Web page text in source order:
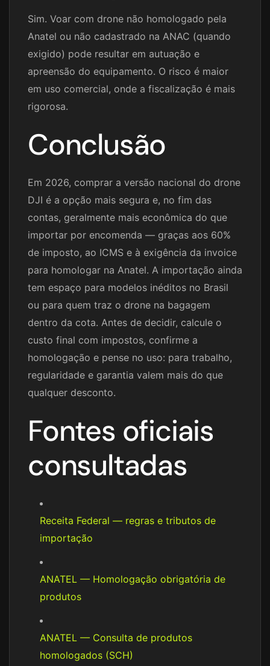
Sim. Voar com drone não homologado pela
Anatel ou não cadastrado na ANAC (quando
exigido) pode resultar em autuação e
apreensão do equipamento. O risco é maior
em uso comercial, onde a fiscalização é mais
rigorosa.
Conclusão
Em 2026, comprar a versão nacional do drone
DJI é a opção mais segura e, no fim das
contas, geralmente mais econômica do que
importar por encomenda — graças aos 60%
de imposto, ao ICMS e à exigência da invoice
para homologar na Anatel. A importação ainda
tem espaço para modelos inéditos no Brasil
ou para quem traz o drone na bagagem
dentro da cota. Antes de decidir, calcule o
custo final com impostos, confirme a
homologação e pense no uso: para trabalho,
regularidade e garantia valem mais do que
qualquer desconto.
Fontes oficiais
consultadas
Receita Federal — regras e tributos de
importação
ANATEL — Homologação obrigatória de
produtos
ANATEL — Consulta de produtos
homologados (SCH)